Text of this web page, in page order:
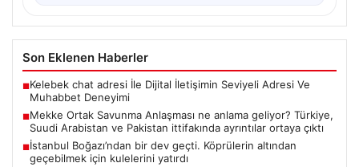
Son Eklenen Haberler
■Kelebek chat adresi İle Dijital İletişimin Seviyeli Adresi Ve
Muhabbet Deneyimi
■Mekke Ortak Savunma Anlaşması ne anlama geliyor? Türkiye,
Suudi Arabistan ve Pakistan ittifakında ayrıntılar ortaya çıktı
■İstanbul Boğazı’ndan bir dev geçti. Köprülerin altından
geçebilmek için kulelerini yatırdı